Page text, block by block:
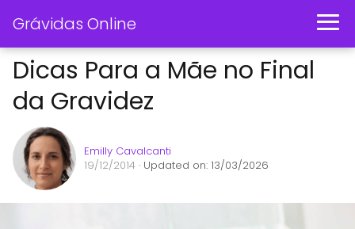
Grávidas Online
Dicas Para a Mãe no Final
da Gravidez
Emilly Cavalcanti
19/12/2014 · Updated on: 13/03/2026